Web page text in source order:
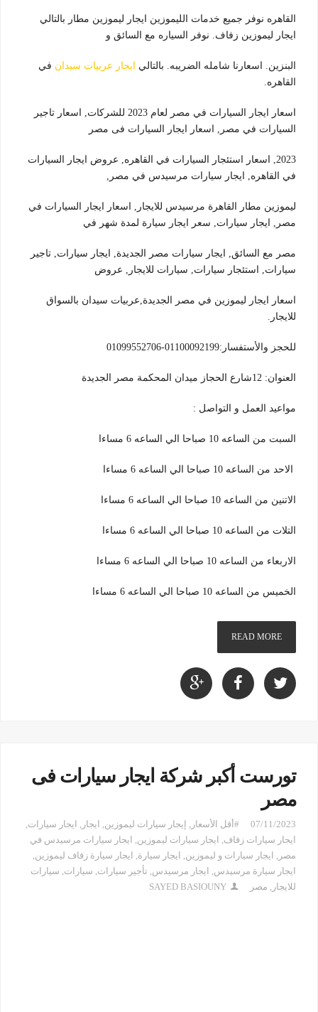
القاهره نوفر جميع خدمات الليموزين ايجار ليموزين مطار بالتالي
ايجار ليموزين زفاف. نوفر السياره مع السائق و
البنزين. اسعارنا شامله الضريبه. بالتالي ايجار عربيات سيدان في
القاهره.
اسعار ايجار السيارات في مصر لعام 2023 للشركات, اسعار تاجير
السيارات في مصر, اسعار ايجار السيارات فى مصر
2023, اسعار استئجار السيارات في القاهره, عروض ايجار السيارات
في القاهره, ايجار سيارات مرسيدس في مصر,
ليموزين مطار القاهرة مرسيدس للايجار, اسعار ايجار السيارات في
مصر, ايجار سيارات, سعر ايجار سيارة لمدة شهر في
مصر مع السائق, ايجار سيارات مصر الجديدة, ايجار سيارات, تاجير
سيارات, استئجار سيارات, سيارات للايجار, عروض
اسعار ايجار ليموزين في مصر الجديدة,عربيات سيدان بالسواق
للايجار.
للحجز والأستفسار:01100092199-01099552706
العنوان: 12شارع الحجاز ميدان المحكمة مصر الجديدة
مواعيد العمل و التواصل :
السبت من الساعه 10 صباحا الي الساعه 6 مساءا
الاحد من الساعه 10 صباحا الي الساعه 6 مساءا
الاتنين من الساعه 10 صباحا الي الساعه 6 مساءا
التلات من الساعه 10 صباحا الي الساعه 6 مساءا
الاربعاء من الساعه 10 صباحا الي الساعه 6 مساءا
الخميس من الساعه 10 صباحا الي الساعه 6 مساءا
READ MORE
تورست أكبر شركة ايجار سيارات فى
مصر
07/11/2023 #أقل الأسعار , إيجار سيارات ليموزين, ايجار , ايجار سيارات,
ايجار سيارات زفاف, ايجار سيارات ليموزين, ايجار سيارات مرسيدس في
مصر , ايجار سيارات و ليموزين, ايجار سيارة, ايجار سيارة زفاف ليموزين,
ايجار سيارة مرسيدس, ايجار مرسيدس, تأجير سيارات, سيارات, سيارات
للايجار , مصر SAYED BASIOUNY